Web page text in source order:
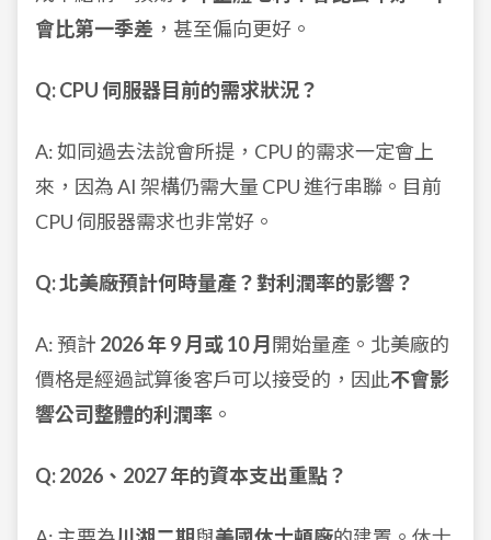
會比第一季差 ，甚至偏向更好。
Q: CPU 伺服器目前的需求狀況？
A: 如同過去法說會所提，CPU 的需求一定會上
來，因為 AI 架構仍需大量 CPU 進行串聯。目前
CPU 伺服器需求也非常好。
Q: 北美廠預計何時量產？對利潤率的影響？
A: 預計 2026 年 9 月或 10 月 開始量產。北美廠的
價格是經過試算後客戶可以接受的，因此不會影
響公司整體的利潤率 。
Q: 2026、2027 年的資本支出重點？